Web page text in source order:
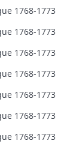
1768-1773
1768-1773
1768-1773
1768-1773
1768-1773
1768-1773
1768-1773